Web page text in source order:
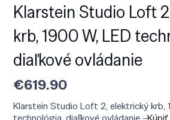
Klarstein Studio Loft
krb, 1900 W, LED
diaľkové ovládanie
€619.90
Klarstein Studio Loft 2, elektrický krb,